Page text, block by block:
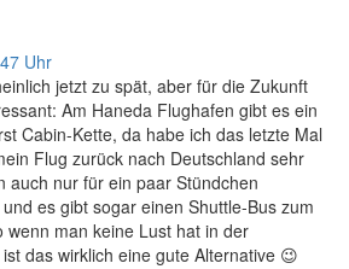
Uhr
jetzt zu spät, aber für die Zukunft
Am Haneda Flughafen gibt es ein
Cabin-Kette, da habe ich das letzte Mal
Flug zurück nach Deutschland sehr
auch nur für ein paar Stündchen
es gibt sogar einen Shuttle-Bus zum
wenn man keine Lust hat in der
das wirklich eine gute Alternative 😉